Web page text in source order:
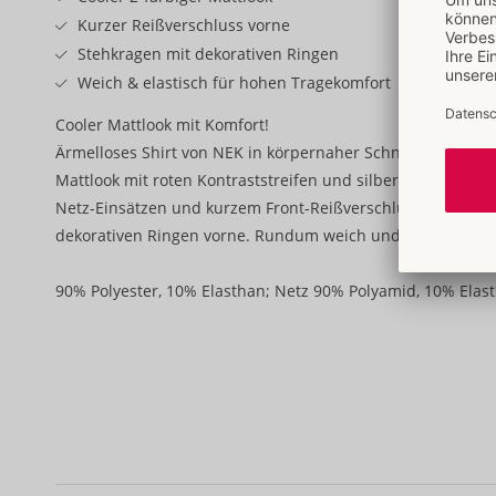
Kurzer Reißverschluss vorne
Stehkragen mit dekorativen Ringen
Weich & elastisch für hohen Tragekomfort
Cooler Mattlook mit Komfort!
Ärmelloses Shirt von NEK in körpernaher Schnittführung.
Mattlook mit roten Kontraststreifen und silberfarbenen
Netz-Einsätzen und kurzem Front-Reißverschluss. Kleiner
dekorativen Ringen vorne. Rundum weich und elastisch
90% Polyester, 10% Elasthan; Netz 90% Polyamid, 10%